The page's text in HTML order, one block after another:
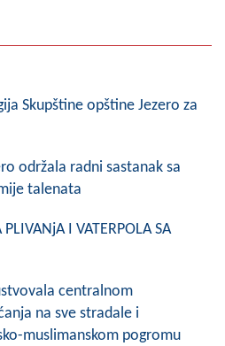
Skupštine opštine Jezero za
održala radni sastanak sa
talenata
I VATERPOLA SA
centralnom
na sve stradale i
muslimanskom pogromu